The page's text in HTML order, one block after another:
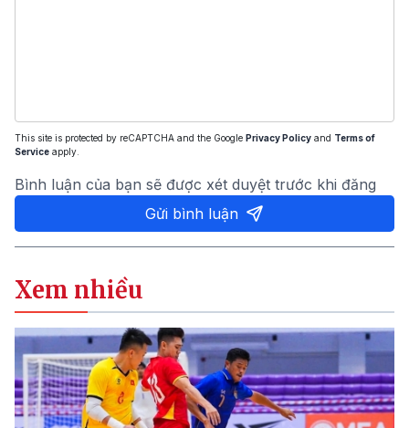
This site is protected by reCAPTCHA and the Google Privacy Policy and Terms of
Service apply.
Bình luận của bạn sẽ được xét duyệt trước khi đăng
Gửi bình luận
Xem nhiều